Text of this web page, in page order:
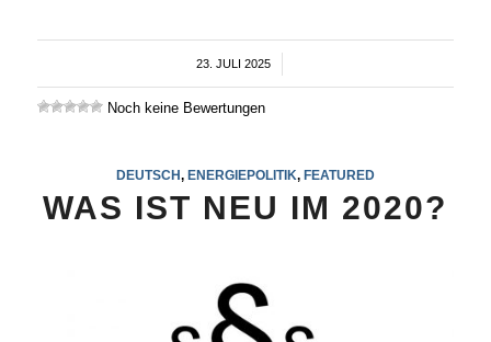
23. JULI 2025
Noch keine Bewertungen
DEUTSCH, ENERGIEPOLITIK, FEATURED
WAS IST NEU IM 2020?